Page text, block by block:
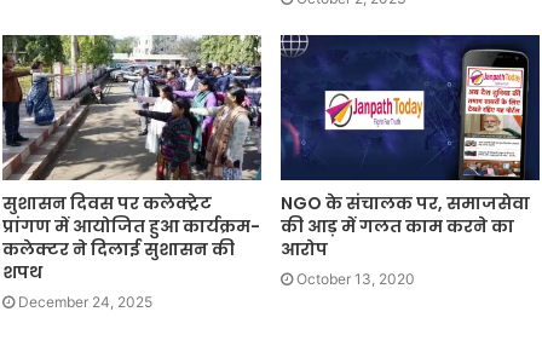
सुशासन दिवस पर कलेक्ट्रेट
प्रांगण में आयोजित हुआ कार्यक्रम-
कलेक्टर ने दिलाई सुशासन की
शपथ
December 24, 2025
NGO के संचालक पर, समाजसेवा
की आड़ में गलत काम करने का
आरोप
October 13, 2020